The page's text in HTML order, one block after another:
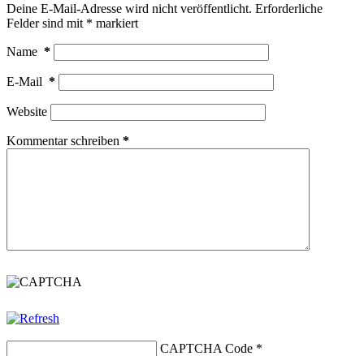
Deine E-Mail-Adresse wird nicht veröffentlicht. Erforderliche
Felder sind mit * markiert
Name *
E-Mail *
Website
Kommentar schreiben *
CAPTCHA Code *